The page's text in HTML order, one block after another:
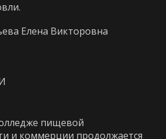
Елена Викторовна
пищевой
и коммерции продолжается